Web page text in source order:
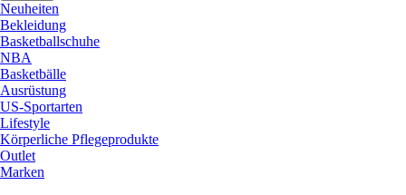
Neuheiten
Bekleidung
Basketballschuhe
NBA
Basketbälle
Ausrüstung
US-Sportarten
Lifestyle
Körperliche Pflegeprodukte
Outlet
Marken